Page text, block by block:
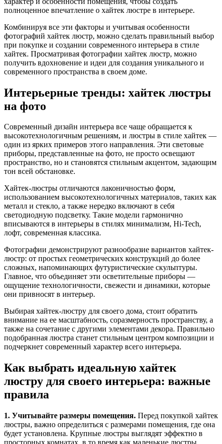
полноценное впечатление о хайтек люстре в интерьере.
Комбинируя все эти факторы и учитывая особенности
фотографий хайтек люстр, можно сделать правильный выбор
при покупке и создании современного интерьера в стиле
хайтек. Просматривая фотографии хайтек люстр, можно
получить вдохновение и идеи для создания уникального и
современного пространства в своем доме.
Интерьерные тренды: хайтек люстры
на фото
Современный дизайн интерьера все чаще обращается к
высокотехнологичным решениям, и люстры в стиле хайтек —
один из ярких примеров этого направления. Эти световые
приборы, представленные на фото, не просто освещают
пространство, но и становятся стильным акцентом, задающим
тон всей обстановке.
Хайтек-люстры отличаются лаконичностью форм,
использованием высокотехнологичных материалов, таких как
металл и стекло, а также нередко включают в себя
светодиодную подсветку. Такие модели гармонично
вписываются в интерьеры в стилях минимализм, Hi-Tech,
лофт, современная классика.
Фотографии демонстрируют разнообразие вариантов хайтек-
люстр: от простых геометрических конструкций до более
сложных, напоминающих футуристические скульптуры.
Главное, что объединяет эти осветительные приборы —
ощущение технологичности, свежести и динамики, которые
они привносят в интерьер.
Выбирая хайтек-люстру для своего дома, стоит обратить
внимание на ее масштабность, соразмерность пространству, а
также на сочетание с другими элементами декора. Правильно
подобранная люстра станет стильным центром композиции и
подчеркнет современный характер всего интерьера.
Как выбрать идеальную хайтек
люстру для своего интерьера: важные
правила
1. Учитывайте размеры помещения. Перед покупкой хайтек
люстры, важно определиться с размерами помещения, где она
будет установлена. Крупные люстры выглядят эффектно в